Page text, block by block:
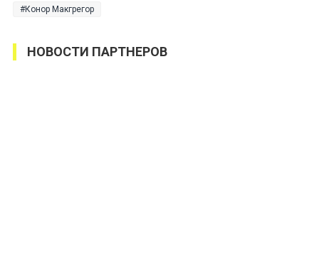
Конор Макгрегор
НОВОСТИ ПАРТНЕРОВ